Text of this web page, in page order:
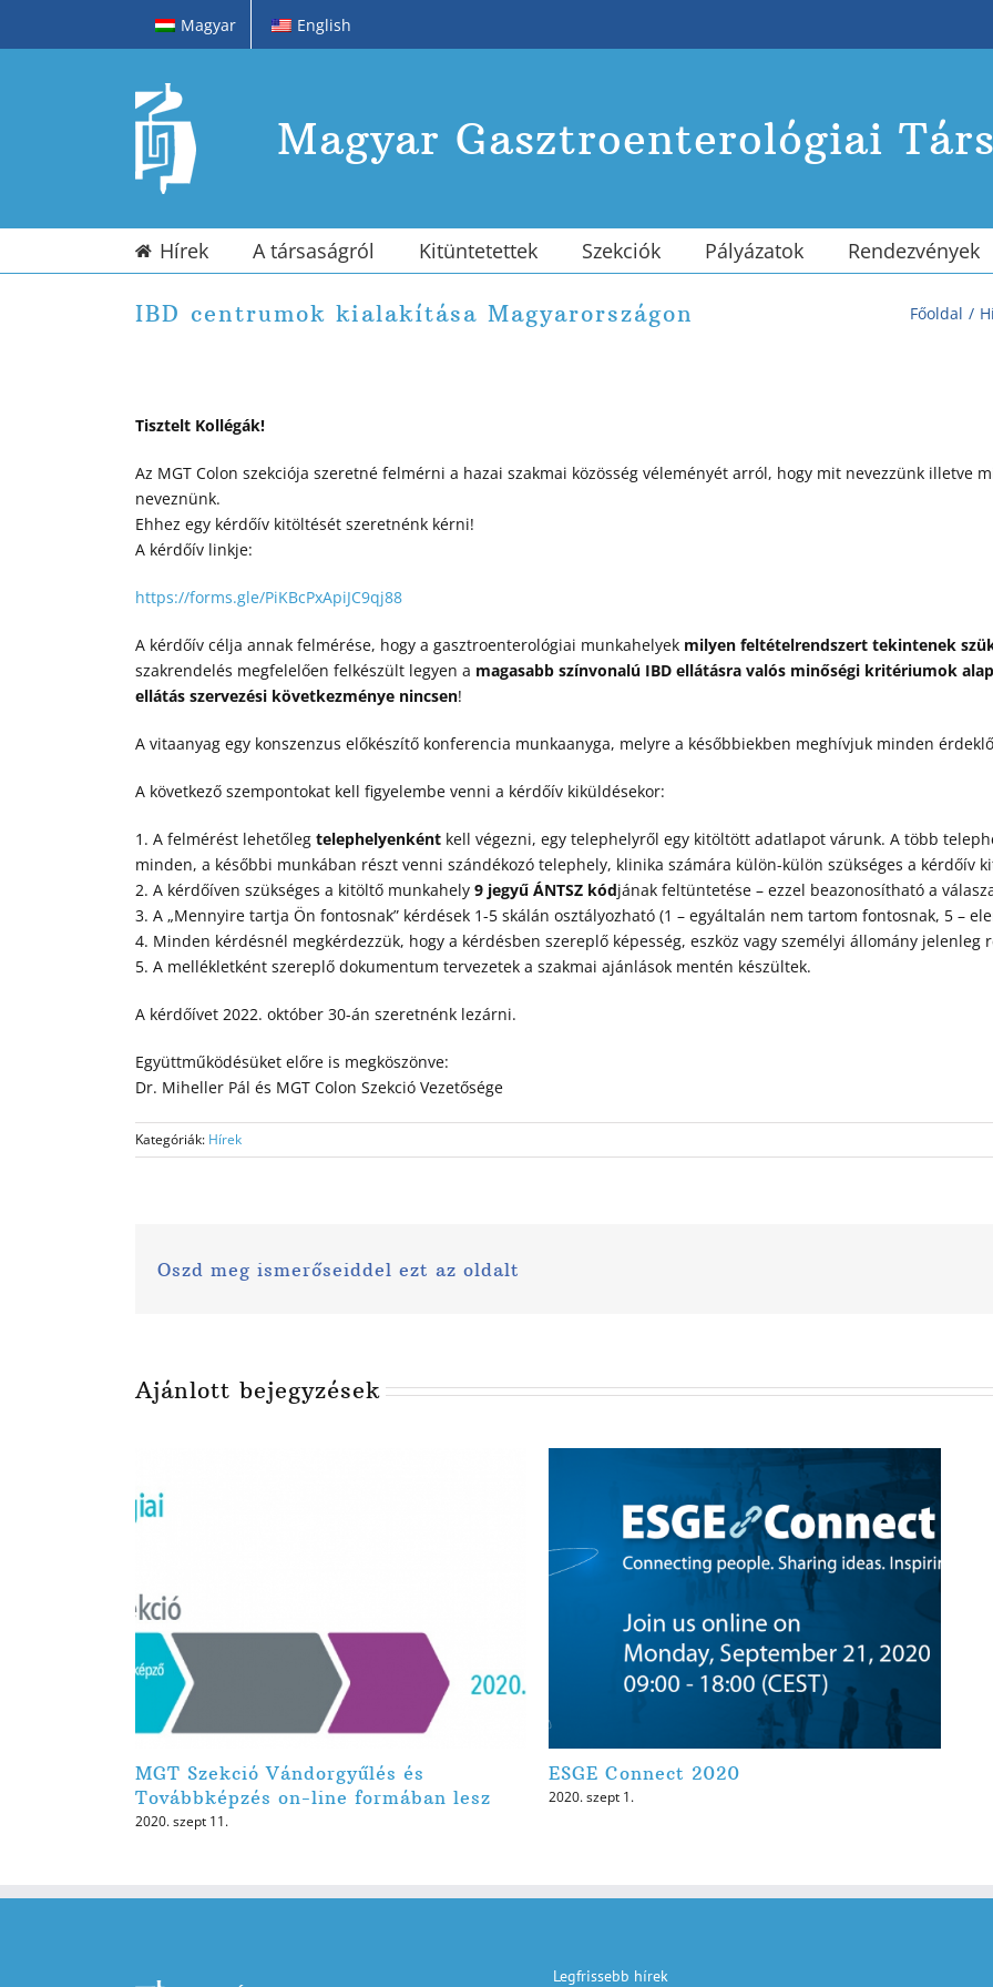
Magyar English
Magyar Gasztroenterológiai
Hírek A társaságról Kitüntetettek Szekciók Pályázatok Rendezvények
IBD centrumok kialakítása Magyarországon Főoldal
Tisztelt Kollégák!
Az MGT Colon szekciója szeretné felmérni a hazai szakmai közösség véleményét arról, hogy mit nevezzünk illetve
neveznünk.
Ehhez egy kérdőív kitöltését szeretnénk kérni!
A kérdőív linkje:
https://forms.gle/PiKBcPxApiJC9qj88
A kérdőív célja annak felmérése, hogy a gasztroenterológiai munkahelyek milyen feltételrendszert tekintenek
szakrendelés megfelelően felkészült legyen a magasabb színvonalú IBD ellátásra valós minőségi kritériumok
ellátás szervezési következménye nincsen!
A vitaanyag egy konszenzus előkészítő konferencia munkaanyga, melyre a későbbiekben meghívjuk minden
A következő szempontokat kell figyelembe venni a kérdőív kiküldésekor:
1. A felmérést lehetőleg telephelyenként kell végezni, egy telephelyről egy kitöltött adatlapot várunk. A több
minden, a későbbi munkában részt venni szándékozó telephely, klinika számára külön-külön szükséges a kérdőív
2. A kérdőíven szükséges a kitöltő munkahely 9 jegyű ÁNTSZ kódjának feltüntetése – ezzel beazonosítható a
3. A „Mennyire tartja Ön fontosnak” kérdések 1-5 skálán osztályozható (1 – egyáltalán nem tartom fontosnak, 5 –
4. Minden kérdésnél megkérdezzük, hogy a kérdésben szereplő képesség, eszköz vagy személyi állomány
5. A mellékletként szereplő dokumentum tervezetek a szakmai ajánlások mentén készültek.
A kérdőívet 2022. október 30-án szeretnénk lezárni.
Együttműködésüket előre is megköszönve:
Dr. Miheller Pál és MGT Colon Szekció Vezetősége
Kategóriák: Hírek
Oszd meg ismerőseiddel ezt az oldalt
Ajánlott bejegyzések
MGT Szekció Vándorgyűlés és
Továbbképzés on-line formában lesz
2020. szept 11.
ESGE Connect 2020
2020. szept 1.
Legfrissebb hírek